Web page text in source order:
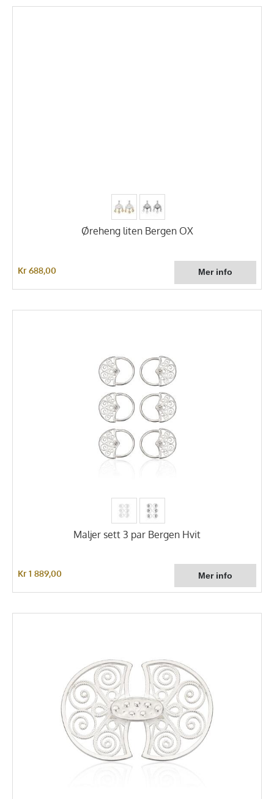
Øreheng liten Bergen OX
Kr 688,00
Maljer sett 3 par Bergen Hvit
Kr 1 889,00